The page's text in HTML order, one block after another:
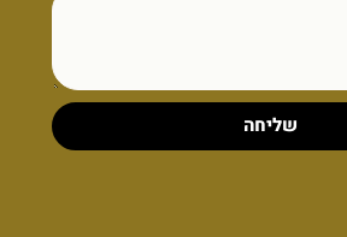
שליחה